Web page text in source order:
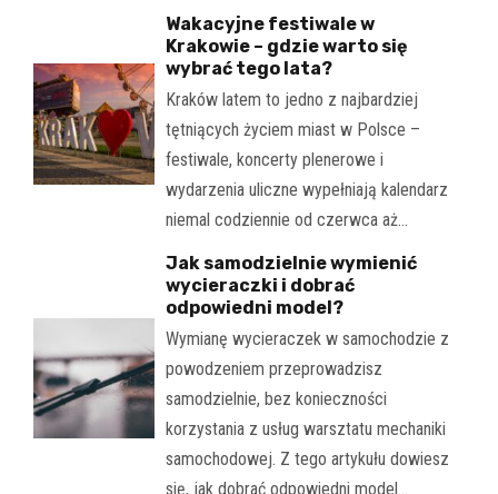
Wakacyjne festiwale w
Krakowie – gdzie warto się
wybrać tego lata?
Kraków latem to jedno z najbardziej
tętniących życiem miast w Polsce –
festiwale, koncerty plenerowe i
wydarzenia uliczne wypełniają kalendarz
niemal codziennie od czerwca aż…
Jak samodzielnie wymienić
wycieraczki i dobrać
odpowiedni model?
Wymianę wycieraczek w samochodzie z
powodzeniem przeprowadzisz
samodzielnie, bez konieczności
korzystania z usług warsztatu mechaniki
samochodowej. Z tego artykułu dowiesz
się, jak dobrać odpowiedni model…